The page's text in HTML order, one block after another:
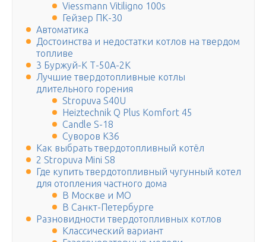
Viessmann Vitiligno 100s
Гейзер ПК-30
Автоматика
Достоинства и недостатки котлов на твердом
топливе
3 Буржуй-К Т-50А-2К
Лучшие твердотопливные котлы
длительного горения
Stropuva S40U
Heiztechnik Q Plus Komfort 45
Candle S-18
Суворов К36
Как выбрать твердотопливный котёл
2 Stropuva Mini S8
Где купить твердотопливный чугунный котел
для отопления частного дома
В Москве и МО
В Санкт-Петербурге
Разновидности твердотопливных котлов
Классический вариант